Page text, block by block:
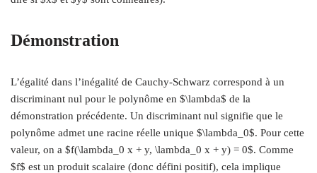
Démonstration
L’égalité dans l’inégalité de Cauchy-Schwarz correspond à un
discriminant nul pour le polynôme en $\lambda$ de la
démonstration précédente. Un discriminant nul signifie que le
polynôme admet une racine réelle unique $\lambda_0$. Pour cette
valeur, on a $f(\lambda_0 x + y, \lambda_0 x + y) = 0$. Comme
$f$ est un produit scalaire (donc défini positif), cela implique